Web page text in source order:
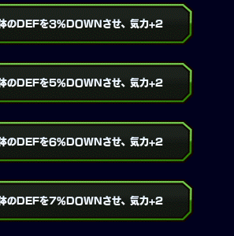
のDEFを3%DOWNさせ、気力+2
のDEFを5%DOWNさせ、気力+2
のDEFを6%DOWNさせ、気力+2
のDEFを7%DOWNさせ、気力+2